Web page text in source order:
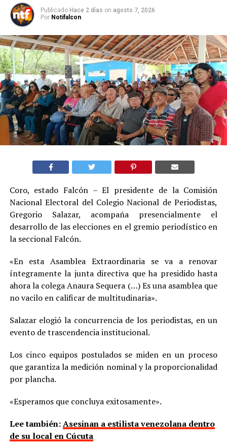
Publicado Hace 2 días on agosto 7, 2026
Por Notifalcon
Coro, estado Falcón – El presidente de la Comisión
Nacional Electoral del Colegio Nacional de Periodistas,
Gregorio Salazar, acompaña presencialmente el
desarrollo de las elecciones en el gremio periodístico en
la seccional Falcón.
«En esta Asamblea Extraordinaria se va a renovar
íntegramente la junta directiva que ha presidido hasta
ahora la colega Anaura Sequera (…) Es una asamblea que
no vacilo en calificar de multitudinaria».
Salazar elogió la concurrencia de los periodistas, en un
evento de trascendencia institucional.
Los cinco equipos postulados se miden en un proceso
que garantiza la medición nominal y la proporcionalidad
por plancha.
«Esperamos que concluya exitosamente».
Lee también:Asesinan a estilista venezolana dentro
de su local en Cúcuta